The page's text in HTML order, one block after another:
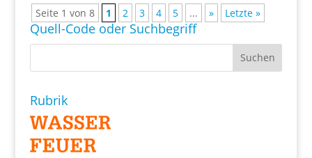
Seite 1 von 8 1 2 3 4 5 ... » Letzte »
Quell-Code oder Suchbegriff
Rubrik